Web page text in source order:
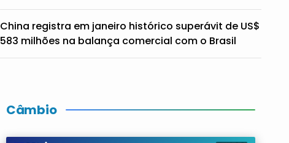
China registra em janeiro histórico superávit de US$
583 milhões na balança comercial com o Brasil
Câmbio